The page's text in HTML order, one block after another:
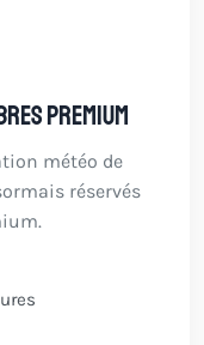
Premium
météo de
réservés